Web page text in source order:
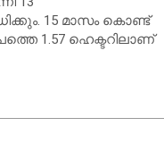
15 മാസം കൊണ്ട്
1.57 ഹെക്ടറിലാണ്